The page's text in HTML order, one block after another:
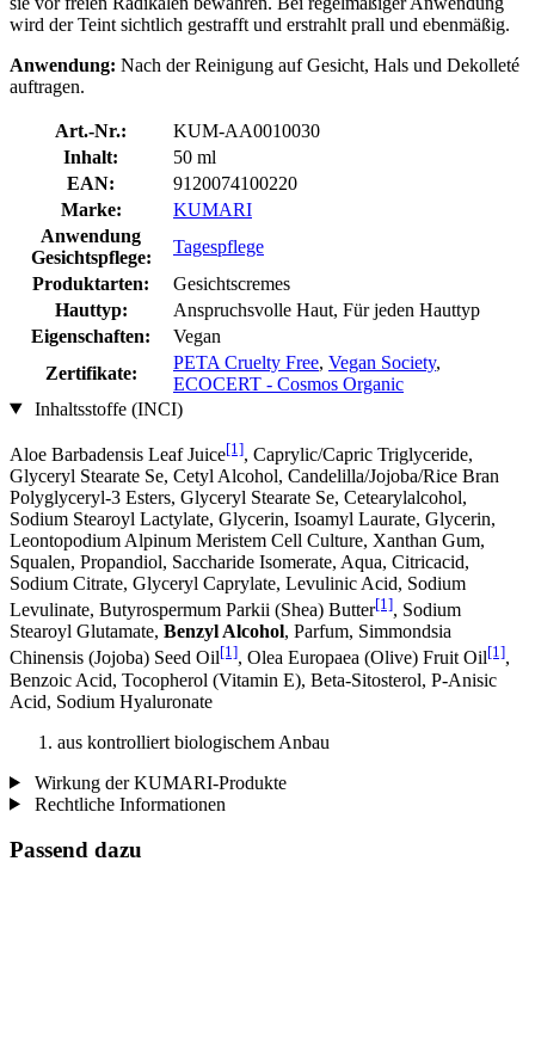
wird der Teint sichtlich gestrafft und erstrahlt prall und ebenmäßig.
Anwendung: Nach der Reinigung auf Gesicht, Hals und Dekolleté
auftragen.
Art.-Nr.:
KUM-AA0010030
Inhalt:
50 ml
EAN:
9120074100220
Marke:
KUMARI
Anwendung
Gesichtspflege:
Tagespflege
Produktarten:
Gesichtscremes
Hauttyp:
Anspruchsvolle Haut, Für jeden Hauttyp
Eigenschaften:
Vegan
Zertifikate:
PETA Cruelty Free, Vegan Society,
ECOCERT - Cosmos Organic
Inhaltsstoffe (INCI)
Aloe Barbadensis Leaf Juice[1], Caprylic/Capric Triglyceride,
Glyceryl Stearate Se, Cetyl Alcohol, Candelilla/Jojoba/Rice Bran
Polyglyceryl-3 Esters, Glyceryl Stearate Se, Cetearylalcohol,
Sodium Stearoyl Lactylate, Glycerin, Isoamyl Laurate, Glycerin,
Leontopodium Alpinum Meristem Cell Culture, Xanthan Gum,
Squalen, Propandiol, Saccharide Isomerate, Aqua, Citricacid,
Sodium Citrate, Glyceryl Caprylate, Levulinic Acid, Sodium
Levulinate, Butyrospermum Parkii (Shea) Butter[1], Sodium
Stearoyl Glutamate, Benzyl Alcohol, Parfum, Simmondsia
Chinensis (Jojoba) Seed Oil[1], Olea Europaea (Olive) Fruit Oil[1],
Benzoic Acid, Tocopherol (Vitamin E), Beta-Sitosterol, P-Anisic
Acid, Sodium Hyaluronate
aus kontrolliert biologischem Anbau
Wirkung der KUMARI-Produkte
Rechtliche Informationen
Passend dazu